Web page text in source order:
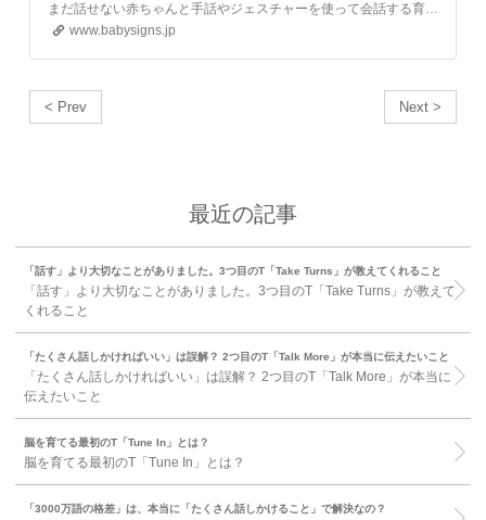
まだ話せない赤ちゃんと手話やジェスチャーを使って会話する育児法、ベビーサインを推進する日本ベビーサイン協会のサイトです。
www.babysigns.jp
< Prev Next >
最近の記事
「話す」より大切なことがありました。3つ目のT「Take Turns」が教えてくれること
「話す」より大切なことがありました。3つ目のT「Take Turns」が教えて
くれること
「たくさん話しかければいい」は誤解？ 2つ目のT「Talk More」が本当に伝えたいこと
「たくさん話しかければいい」は誤解？ 2つ目のT「Talk More」が本当に
伝えたいこと
脳を育てる最初のT「Tune In」とは？
脳を育てる最初のT「Tune In」とは？
「3000万語の格差」は、本当に「たくさん話しかけること」で解決なの？